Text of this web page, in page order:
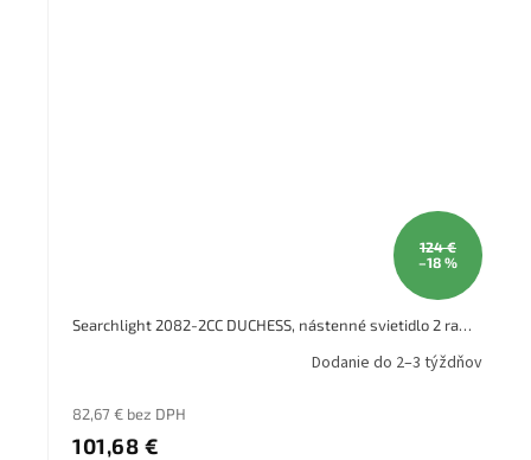
124 €
–18 %
Searchlight 2082-2CC DUCHESS, nástenné svietidlo 2 ramenné
Dodanie do 2–3 týždňov
82,67 € bez DPH
101,68 €